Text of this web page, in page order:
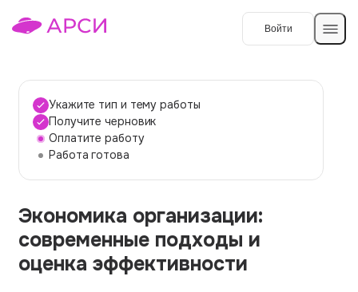
Войти
Темы работ
О сервисе
О компании
Наши гарантии
Контакты
Укажите тип и тему работы
Получите черновик
Оплатите работу
Работа готова
Экономика организации:
современные подходы и
оценка эффективности